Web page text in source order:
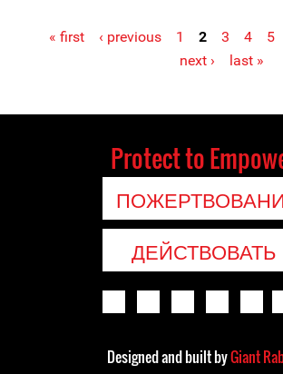
Pages« first ‹ previous 1 2 3 4 5
next ›
last »
Protect to
ДЕЙСТВОВАТЬ
Designed and built byGiant